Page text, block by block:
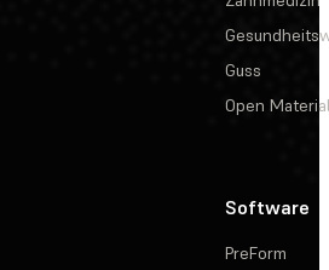
Guss
Open
Software
PreForm